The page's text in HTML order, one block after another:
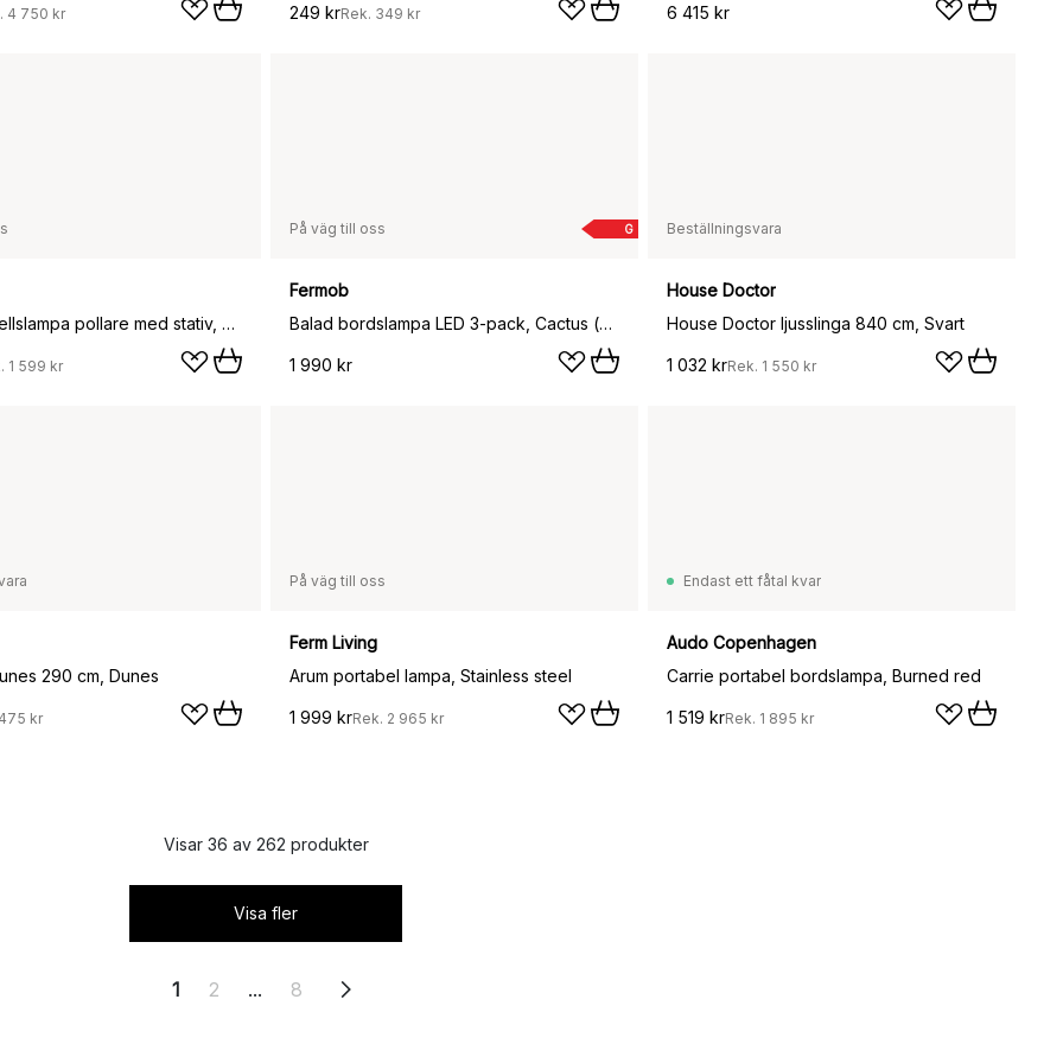
4 750 kr 249 krRek. 349 kr 6 415 kr
Vinkel solcellslampa pollare med stativ, Black
1 599 kr
G
På väg till oss
Fermob
Balad bordslampa LED 3-pack, Cactus (grön)-mini
1 990 kr
Beställningsvara
House Doctor
House Doctor ljusslinga 840 cm, Svart
1 032 krRek. 1 550 kr
290 cm, Dunes
kr
På väg till oss
Ferm Living
Arum portabel lampa, Stainless steel
1 999 krRek. 2 965 kr
Endast ett fåtal kvar
Audo Copenhagen
Carrie portabel bordslampa, Burned red
1 519 krRek. 1 895 kr
Visar 36 av 262 produkter
Visa fler
1 2 ... 8